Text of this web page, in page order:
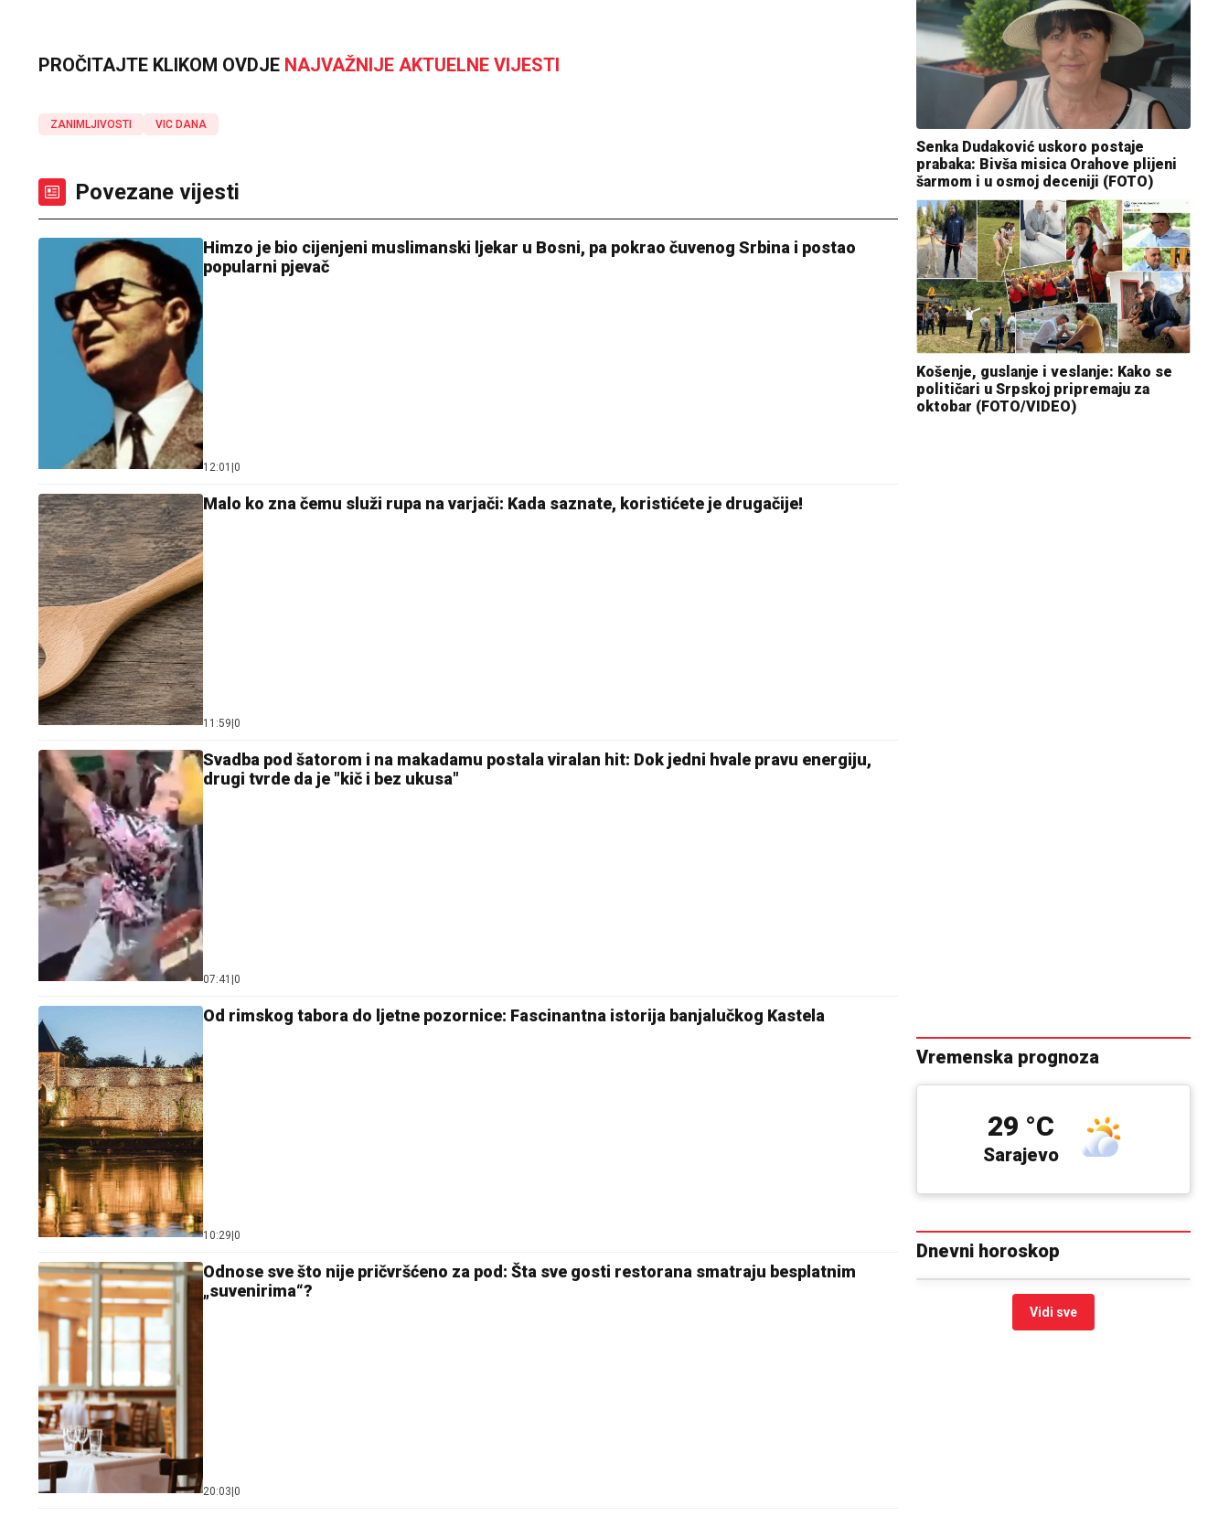
PROČITAJTE KLIKOM OVDJE NAJVAŽNIJE AKTUELNE VIJESTI
ZANIMLJIVOSTI VIC DANA
Povezane vijesti
Himzo je bio cijenjeni muslimanski ljekar u Bosni, pa pokrao čuvenog Srbina i postao
popularni pjevač
12:01 0
Malo ko zna čemu služi rupa na varjači: Kada saznate, koristićete je drugačije!
11:59 0
Svadba pod šatorom i na makadamu postala viralan hit: Dok jedni hvale pravu energiju,
drugi tvrde da je "kič i bez ukusa"
07:41 0
Od rimskog tabora do ljetne pozornice: Fascinantna istorija banjalučkog Kastela
10:29 0
Odnose sve što nije pričvršćeno za pod: Šta sve gosti restorana smatraju besplatnim
„suvenirima“?
20:03 0
Senka Dudaković uskoro postaje
prabaka: Bivša misica Orahove plijeni
šarmom i u osmoj deceniji (FOTO)
Košenje, guslanje i veslanje: Kako se
političari u Srpskoj pripremaju za
oktobar (FOTO/VIDEO)
Vremenska prognoza
Sarajevo
29 °C
Dnevni horoskop
Vidi sve